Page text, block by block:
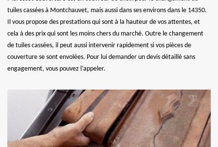
tuiles cassées à Montchauvet, mais aussi dans ses environs dans le 14350.
Il vous propose des prestations qui sont à la hauteur de vos attentes, et
cela à des prix qui sont les moins chers du marché. Outre le changement
de tuiles cassées, il peut aussi intervenir rapidement si vos pièces de
couverture se sont envolées. Pour lui demander un devis détaillé sans
engagement, vous pouvez l’appeler.